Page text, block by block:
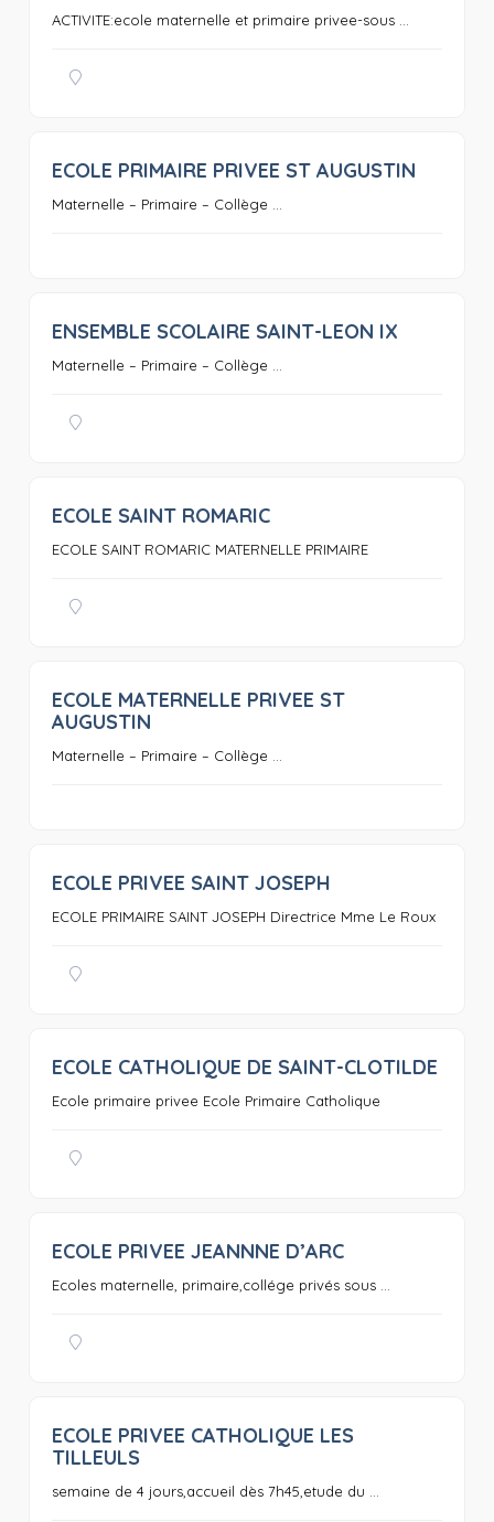
ACTIVITE:ecole maternelle et primaire privee-sous ...
0
ECOLE PRIMAIRE PRIVEE ST AUGUSTIN
Maternelle – Primaire – Collège ...
0
ENSEMBLE SCOLAIRE SAINT-LEON IX
Maternelle – Primaire – Collège ...
ECOLE SAINT ROMARIC
ECOLE SAINT ROMARIC MATERNELLE PRIMAIRE
ECOLE MATERNELLE PRIVEE ST
AUGUSTIN
Maternelle – Primaire – Collège ...
ECOLE PRIVEE SAINT JOSEPH
ECOLE PRIMAIRE SAINT JOSEPH Directrice Mme Le Roux
0
ECOLE CATHOLIQUE DE SAINT-CLOTILDE
Ecole primaire privee Ecole Primaire Catholique
ECOLE PRIVEE JEANNNE D’ARC
Ecoles maternelle, primaire,collége privés sous ...
ECOLE PRIVEE CATHOLIQUE LES
TILLEULS
semaine de 4 jours,accueil dès 7h45,etude du ...